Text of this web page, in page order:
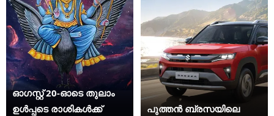
ഓഗസ്റ്റ് 20-ഓടെ തുലാം
ഉൾപ്പടെ രാശികൾക്ക്
പുത്തൻ ബ്രസയിലെ